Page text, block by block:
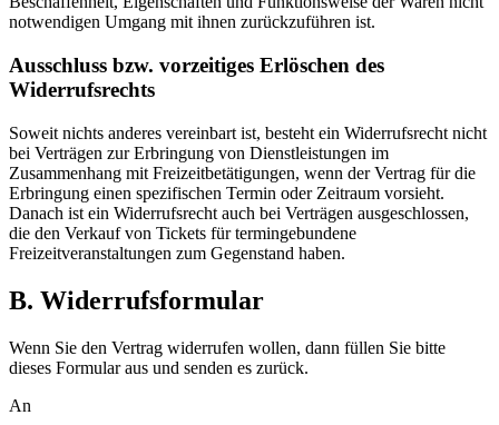
notwendigen Umgang mit ihnen zurückzuführen ist.
Ausschluss bzw. vorzeitiges Erlöschen des
Widerrufsrechts
Soweit nichts anderes vereinbart ist, besteht ein Widerrufsrecht nicht
bei Verträgen zur Erbringung von Dienstleistungen im
Zusammenhang mit Freizeitbetätigungen, wenn der Vertrag für die
Erbringung einen spezifischen Termin oder Zeitraum vorsieht.
Danach ist ein Widerrufsrecht auch bei Verträgen ausgeschlossen,
die den Verkauf von Tickets für termingebundene
Freizeitveranstaltungen zum Gegenstand haben.
B. Widerrufsformular
Wenn Sie den Vertrag widerrufen wollen, dann füllen Sie bitte
dieses Formular aus und senden es zurück.
An